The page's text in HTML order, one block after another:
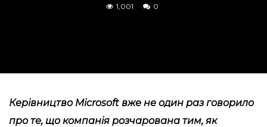
1,001 0
Керівництво Microsoft вже не один раз говорило
про те, що компанія розчарована тим, як